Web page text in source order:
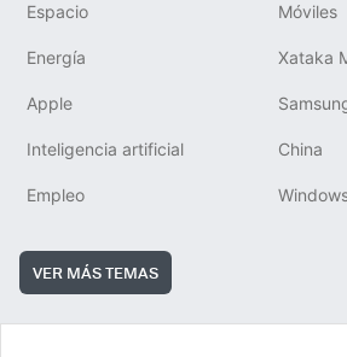
Espacio Móviles
Energía Xataka
Apple
Inteligencia artificial China
Empleo
VER MÁS TEMAS